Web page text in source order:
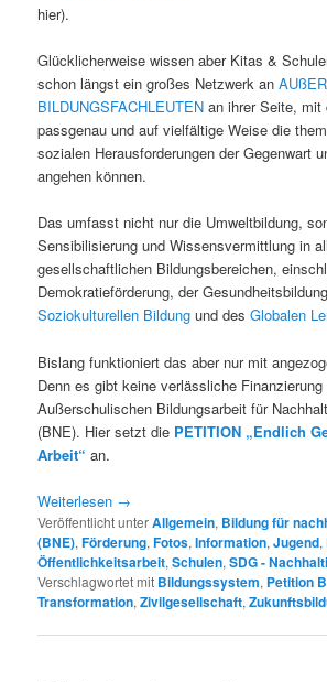
hier).
Glücklicherweise wissen aber Kitas &
schon längst ein großes Netzwerk an
BILDUNGSFACHLEUTEN an ihrer Seite, mit
passgenau und auf vielfältige Weise die
sozialen Herausforderungen der Gegenwart
angehen können.
Das umfasst nicht nur die Umweltbildung,
Sensibilisierung und Wissensvermittlung in
gesellschaftlichen Bildungsbereichen,
Demokratieförderung, der
Soziokulturellen Bildung und desGlobalen
Bislang funktioniert das aber nur mit
Denn es gibt keine verlässliche
Außerschulischen Bildungsarbeit für
(BNE). Hier setzt die PETITION „Endlich
Arbeit“ an.
Weiterlesen →
Veröffentlicht unterAllgemein, Bildung für
(BNE),Förderung,Fotos,Information,Jugend,
Öffentlichkeitsarbeit,Schulen,SDG -
Verschlagwortet mit Bildungssystem, Petition
Transformation,Zivilgesellschaft,